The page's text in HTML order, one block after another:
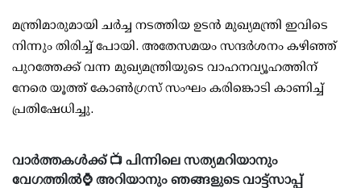
മന്ത്രിമാരുമായി ചര്‍ച്ച നടത്തിയ ഉടന്‍ മുഖ്യമന്ത്രി ഇവിടെ
നിന്നും തിരിച്ച് പോയി. അതേസമയം സന്ദര്‍ശനം കഴിഞ്ഞ്
പുറത്തേക്ക് വന്ന മുഖ്യമന്ത്രിയുടെ വാഹനവ്യൂഹത്തിന്
നേരെ യൂത്ത് കോണ്‍ഗ്രസ് സംഘം കരിങ്കൊടി കാണിച്ച്
പ്രതിഷേധിച്ചു.
വാർത്തകൾക്ക് 📺 പിന്നിലെ സത്യമറിയാനും
വേഗത്തിൽ⌚ അറിയാനും ഞങ്ങളുടെ വാട്ട്സാപ്പ്